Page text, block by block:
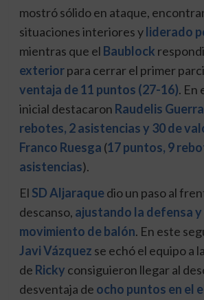
mostró sólido en ataque,
situaciones interiores yliderado
mientras que el Baublock
exteriorpara cerrar el primer
ventaja de 11 puntos (27-16). En
inicial destacaron Raudelis Guerra
rebotes, 2 asistencias y 30 de
Franco Ruesga (17 puntos, 9
asistencias).
El SD Aljaraquedio un paso al
descanso, ajustando la defensa
movimiento de balón. En este
Javi Vázquez se echó el equipo a
de Ricky consiguieron llegar al
desventaja de ocho puntos en el